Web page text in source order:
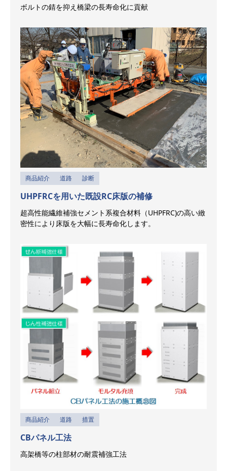
ボルトの錆を抑え橋梁の長寿命化に貢献
商品紹介 道路 診断
UHPFRCを用いた既設RC床版の補修
超高性能繊維補強セメント系複合材料（UHPFRC)の高い緻
密性により床版を大幅に長寿命化します。
商品紹介 道路 措置
CBパネル工法
高架橋等の柱部材の耐震補強工法